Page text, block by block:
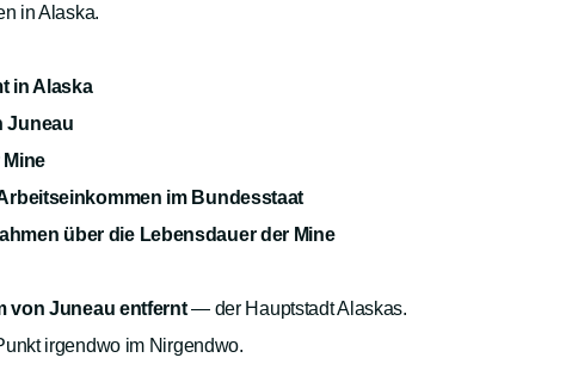
in Alaska.
in Alaska
Juneau
im Bundesstaat
über die Lebensdauer der Mine
von Juneau entfernt— der Hauptstadt Alaskas.
irgendwo im Nirgendwo.